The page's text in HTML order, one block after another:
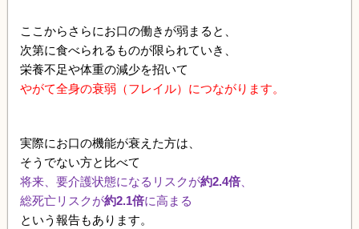
ここからさらにお口の働きが弱まると、
次第に食べられるものが限られていき、
栄養不足や体重の減少を招いて
やがて全身の衰弱（フレイル）につながります。
実際にお口の機能が衰えた方は、
そうでない方と比べて
将来、要介護状態になるリスクが約2.4倍
総死亡リスクが約2.1倍に高まる
という報告もあります。